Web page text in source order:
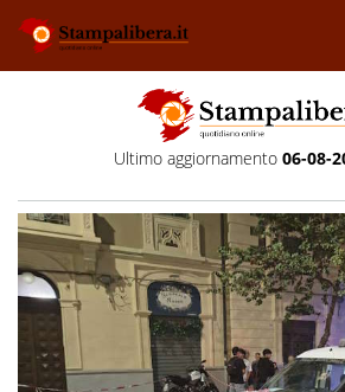
Ultimo aggiornamento 06-08-